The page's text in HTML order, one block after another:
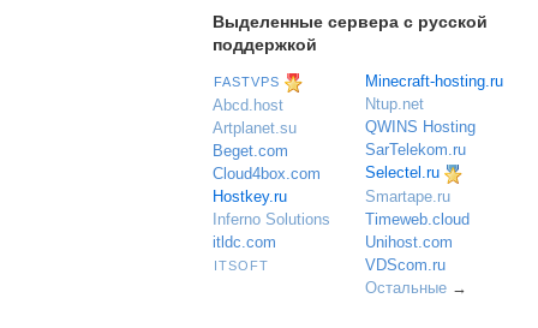
Выделенные сервера с русской
поддержкой
FASTVPS
Abcd.host
Artplanet.su
Beget.com
Cloud4box.com
Hostkey.ru
Inferno Solutions
itldc.com
ITSOFT
Minecraft-hosting.ru
Ntup.net
QWINS Hosting
SarTelekom.ru
Selectel.ru
Smartape.ru
Timeweb.cloud
Unihost.com
VDScom.ru
Остальные →